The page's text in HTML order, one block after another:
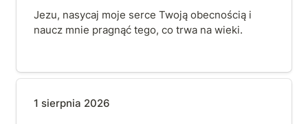
Jezu, nasycaj moje serce Twoją obecnością i
naucz mnie pragnąć tego, co trwa na wieki.
1 sierpnia 2026